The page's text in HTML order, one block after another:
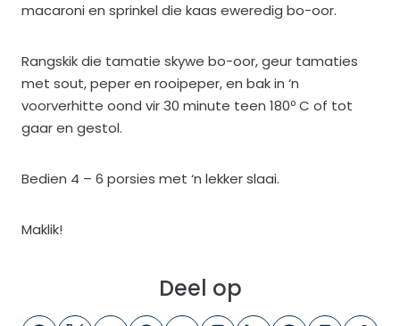
macaroni en sprinkel die kaas eweredig bo-oor.
Rangskik die tamatie skywe bo-oor, geur tamaties
met sout, peper en rooipeper, en bak in ‘n
voorverhitte oond vir 30 minute teen 180º C of tot
gaar en gestol.
Bedien 4 – 6 porsies met ‘n lekker slaai.
Maklik!
Deel op